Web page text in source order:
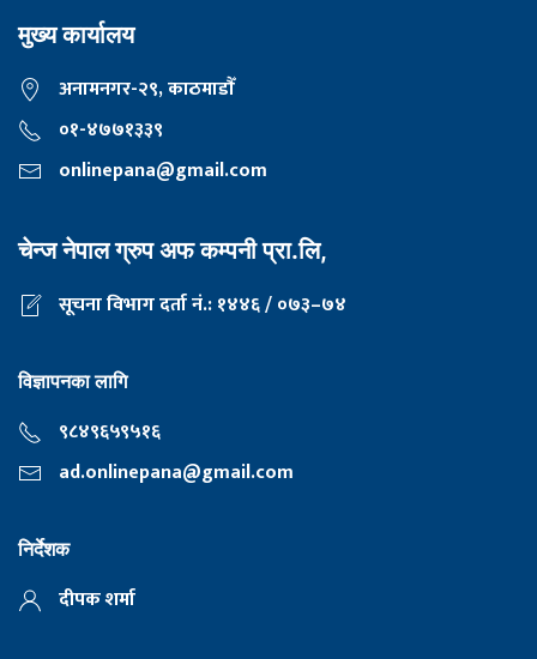
मुख्य कार्यालय
अनामनगर-२९, काठमाडाैँ
०१-४७७१३३९
onlinepana@gmail.com
चेन्ज नेपाल ग्रुप अफ कम्पनी प्रा.लि,
सूचना विभाग दर्ता नं.: १४४६ / ०७३–७४
विज्ञापनका लागि
९८४९६५९५१६
ad.onlinepana@gmail.com
निर्देशक
दीपक शर्मा